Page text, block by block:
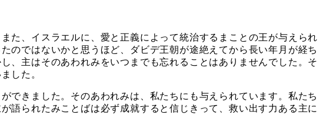
、イスラエルに、愛と正義によって統治するまことの王が与えられ
のではないかと思うほど、ダビデ王朝が途絶えてから長い年月が経ち
、主はそのあわれみをいつまでも忘れることはありませんでした。そ
した。
きました。そのあわれみは、私たちにも与えられています。私たち
語られたみことばは必ず成就すると信じきって、救い出す力ある主に